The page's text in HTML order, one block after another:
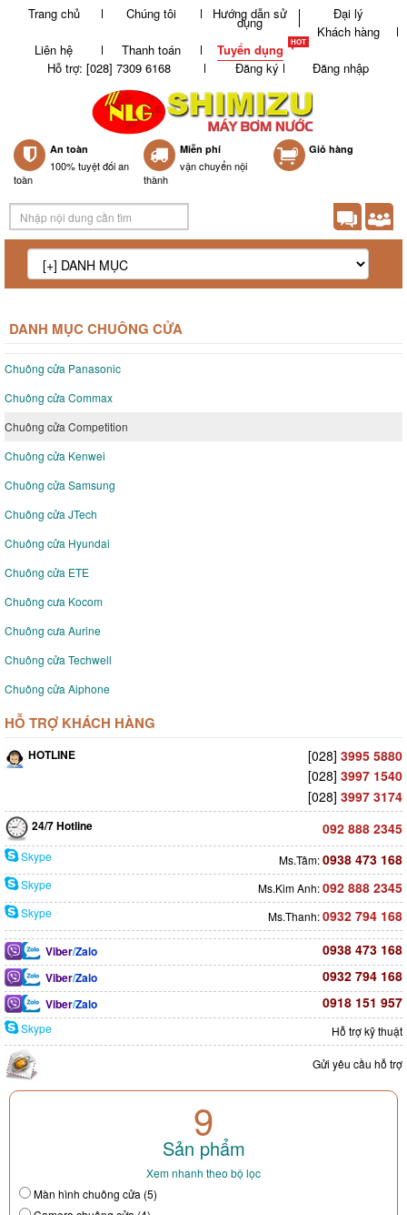
Trang chủ Chúng tôi Hướng dẫn sử
dụng
Đại lý
Khách hàng
Liên hệ
Thanh toán
Tuyển dụng
Đăng nhập
Đăng ký
Hỗ trợ: [028] 7309 6168
An toàn
100% tuyệt đối an
toàn
Miễn phí
vận chuyển nội
thành
0 Giỏ hàng
DANH MỤC CHUÔNG CỬA
Chuông cửa Panasonic
Chuông cửa Commax
Chuông cửa Competition
Chuông cửa Kenwei
Chuông cửa Samsung
Chuông cửa JTech
Chuông cửa Hyundai
Chuông cửa ETE
Chuông cưa Kocom
Chuông cưa Aurine
Chuông cửa Techwell
Chuông cửa Aiphone
HỖ TRỢ KHÁCH HÀNG
HOTLINE [028] 3995 5880
[028] 3997 1540
[028] 3997 3174
24/7 Hotline 092 888 2345
Skype Ms.Tâm:0938 473 168
Skype Ms.Kim Anh:092 888 2345
Skype Ms.Thanh:0932 794 168
Viber/Zalo 0938 473 168
Viber/Zalo 0932 794 168
Viber/Zalo 0918 151 957
Skype Hỗ trợ kỹ thuật
Gửi yêu cầu hỗ trợ
9
Sản phẩm
Xem nhanh theo bộ lọc
Màn hình chuông cửa (5)